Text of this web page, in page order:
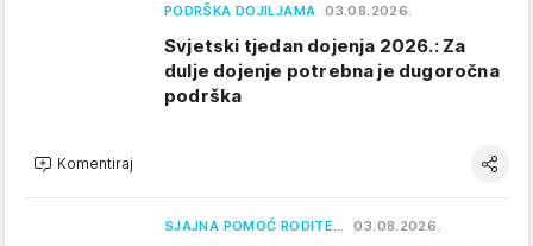
PODRŠKA DOJILJAMA 03.08.2026.
Svjetski tjedan dojenja 2026.: Za
dulje dojenje potrebna je dugoročna
podrška
Komentiraj
SJAJNA POMOĆ RODITE… 03.08.2026.